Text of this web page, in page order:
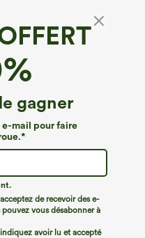
gagner
e-mail pour faire
de recevoir des e-
vous désabonner à
avoir lu et accepté
Airy Cut Out